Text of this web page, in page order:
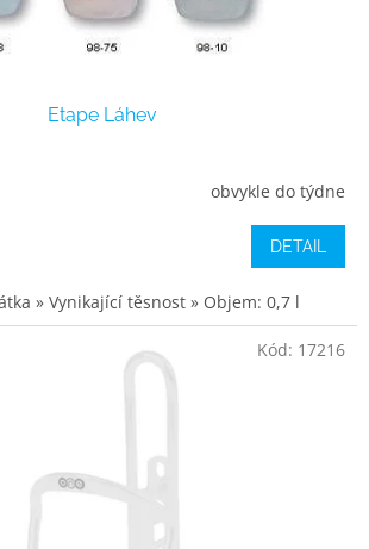
Etape Láhev
obvykle do týdne
DETAIL
» Vynikající těsnost » Objem: 0,7 l
Kód: 17216